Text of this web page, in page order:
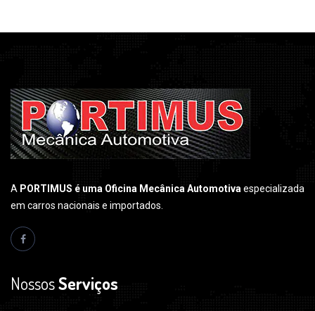
A PORTIMUS é uma Oficina Mecânica Automotiva especializada
em carros nacionais e importados.
NossosServiços